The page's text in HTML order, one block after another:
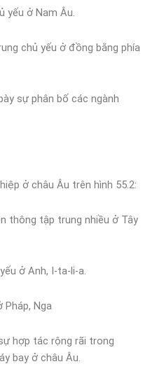
yếu ở Nam Âu.
chủ yếu ở đồng bằng phía
sự phân bố các ngành
ở châu Âu trên hình 55.2:
thông tập trung nhiều ở Tây
ở Anh, I-ta-li-a.
Pháp, Nga
hợp tác rộng rãi trong
bay ở châu Âu.